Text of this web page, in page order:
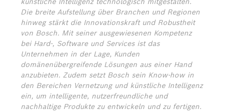
Die breite Aufstellung über Branchen und Regionen
hinweg stärkt die Innovationskraft und Robustheit
von Bosch. Mit seiner ausgewiesenen Kompetenz
bei Hard-, Software und Services ist das
Unternehmen in der Lage, Kunden
domänenübergreifende Lösungen aus einer Hand
anzubieten. Zudem setzt Bosch sein Know-how in
den Bereichen Vernetzung und künstliche Intelligenz
ein, um intelligente, nutzerfreundliche und
nachhaltige Produkte zu entwickeln und zu fertigen.